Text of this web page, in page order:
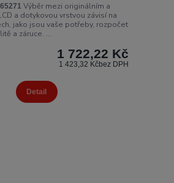
65271Výběr mezi originálním a
a dotykovou vrstvou závisí na
jako jsou vaše potřeby, rozpočet
a záruce. ...
1 722,22 Kč
1 423,32 Kčbez DPH
Detail